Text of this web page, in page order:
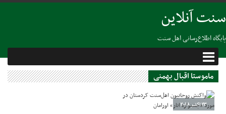
سنت آنلاین
پایگاه اطلاع‌رسانی اهل سنت
ماموستا اقبال بهمنی
23 اکتبر 2018